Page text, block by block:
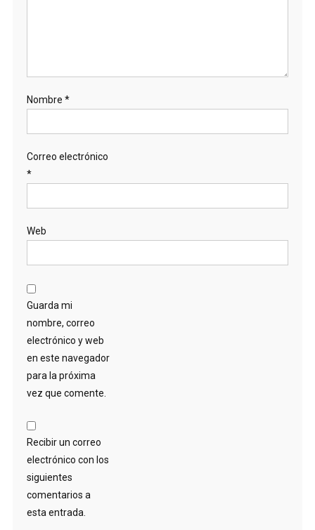
Nombre *
Correo electrónico
*
Web
Guarda mi
nombre, correo
electrónico y web
en este navegador
para la próxima
vez que comente.
Recibir un correo
electrónico con los
siguientes
comentarios a
esta entrada.